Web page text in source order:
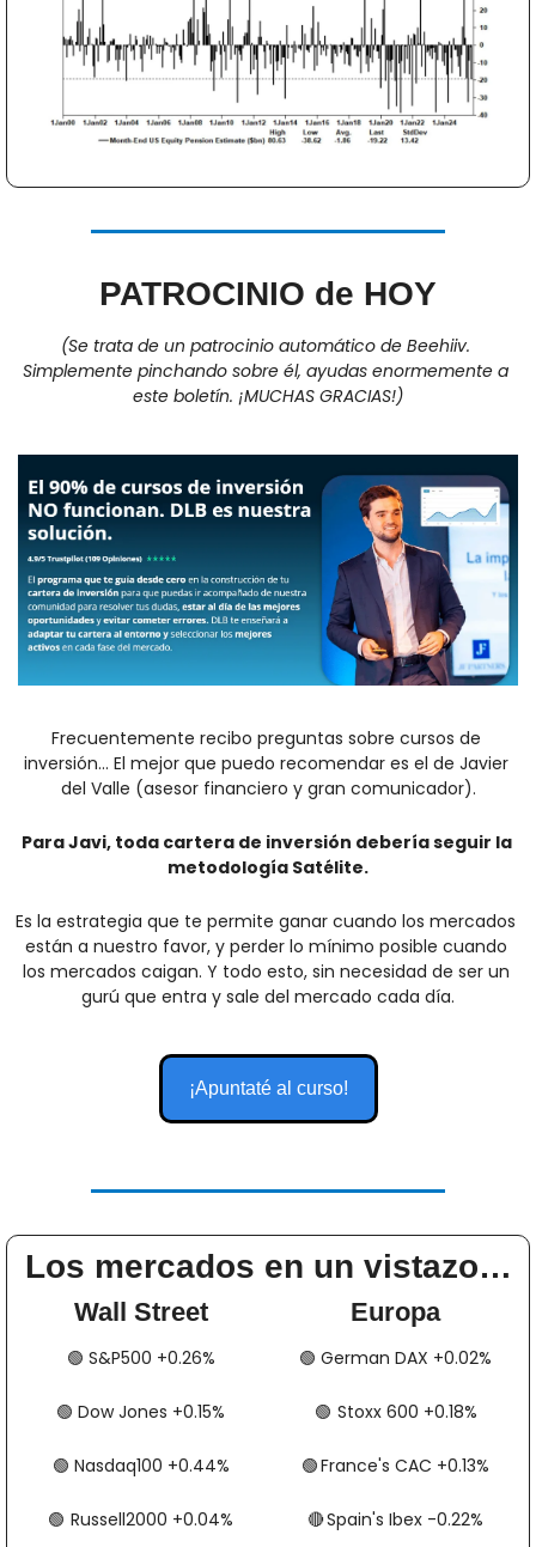
PATROCINIO de HOY
(Se trata de un patrocinio automático de Beehiiv.
Simplemente pinchando sobre él, ayudas enormemente a
este boletín. ¡MUCHAS GRACIAS!)
Frecuentemente recibo preguntas sobre cursos de
inversión… El mejor que puedo recomendar es el de Javier
del Valle (asesor financiero y gran comunicador).
Para Javi, toda cartera de inversión debería seguir la
metodología Satélite.
Es la estrategia que te permite ganar cuando los mercados
están a nuestro favor, y perder lo mínimo posible cuando
los mercados caigan. Y todo esto, sin necesidad de ser un
gurú que entra y sale del mercado cada día.
¡Apuntaté al curso!
Los mercados en un vistazo…
Wall Street
🟢 ​​​​ S&P500 +0.26%
🟢 ​​​​ Dow Jones +0.15%
🟢 ​​​​ Nasdaq100 +0.44%
🟢 ​​​  Russell2000 +0.04%
Europa
🟢 ​​​​​​ German DAX +0.02%
🟢 ​​​​​​​​  Stoxx 600 +0.18%
🟢​​​​  France's CAC +0.13%
🔴​​​​​​​​  Spain's Ibex -0.22%